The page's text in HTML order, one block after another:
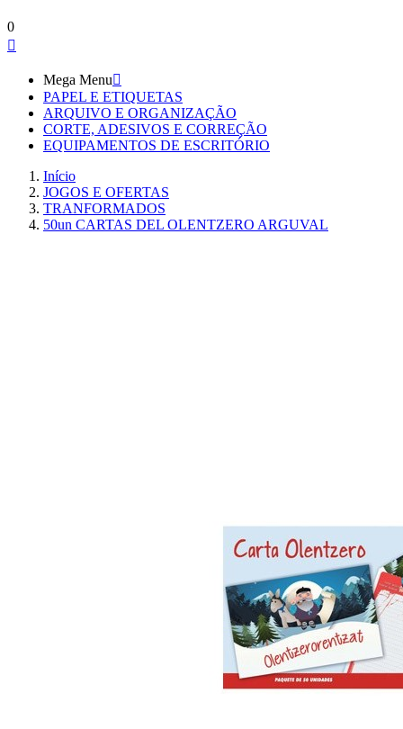
0

Mega Menu
PAPEL E ETIQUETAS
ARQUIVO E ORGANIZAÇÃO
CORTE, ADESIVOS E CORREÇÃO
EQUIPAMENTOS DE ESCRITÓRIO
Início
JOGOS E OFERTAS
TRANFORMADOS
50un CARTAS DEL OLENTZERO ARGUVAL